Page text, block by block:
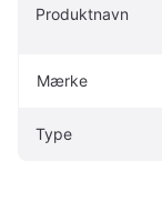
Produktnavn
Mærke
Type